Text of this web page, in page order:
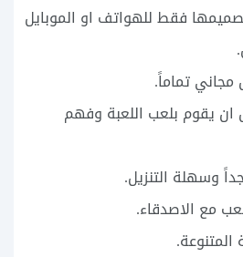
فقط للهواتف او الموبايل
مجاني تماماً.
يقوم بلعب اللعبة وفهم
وسهلة التنزيل.
مع الاصدقاء.